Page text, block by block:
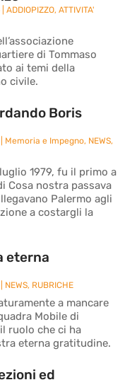
|ADDIOPIZZO,ATTIVITA'
di Tommaso
ai temi della
civile.
Boris
Memoria e Impegno, NEWS,
1979, fu il primo a
Cosa nostra passava
Palermo agli
a costargli la
eterna
NEWS, RUBRICHE
a mancare
Mobile di
ruolo che ci ha
eterna gratitudine.
ed